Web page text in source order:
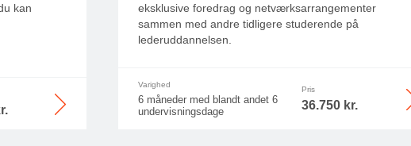
kan
eksklusive foredrag og netværksarrangementer
sammen med andre tidligere studerende på
lederuddannelsen.
Varighed
6 måneder med blandt andet 6
undervisningsdage
Pris
36.750 kr.